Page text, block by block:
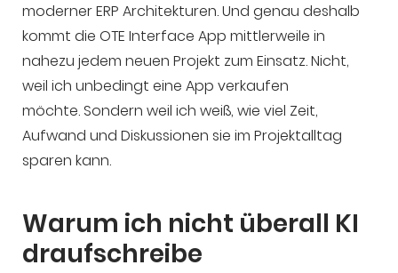
moderner ERP Architekturen. Und genau deshalb
kommt die OTE Interface App mittlerweile in
nahezu jedem neuen Projekt zum Einsatz. Nicht,
weil ich unbedingt eine App verkaufen
möchte. Sondern weil ich weiß, wie viel Zeit,
Aufwand und Diskussionen sie im Projektalltag
sparen kann.
Warum ich nicht überall KI
draufschreibe